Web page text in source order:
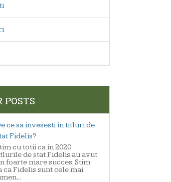
POSTS
ce sa invesesti in titluri de
Fidelis?
cu totii ca in 2020
de stat Fidelis au avut
foarte mare succes. Stim
ca Fidelis sunt cele mai